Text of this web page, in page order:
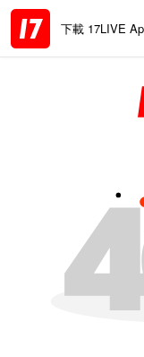
下載 17LIVE